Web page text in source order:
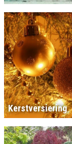
Kerstversiering